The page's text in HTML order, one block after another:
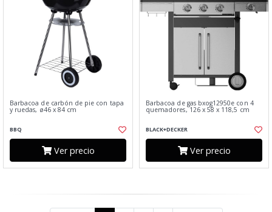
Barbacoa de carbón de pie con tapa
y ruedas, ø46 x 84 cm
BBQ
Ver precio
Barbacoa de gas bxog12950e con 4
quemadores, 126 x 58 x 118,5 cm
BLACK+DECKER
Ver precio